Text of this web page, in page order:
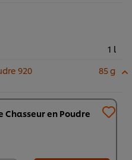
1 l
920
85 g
Chasseur en Poudre